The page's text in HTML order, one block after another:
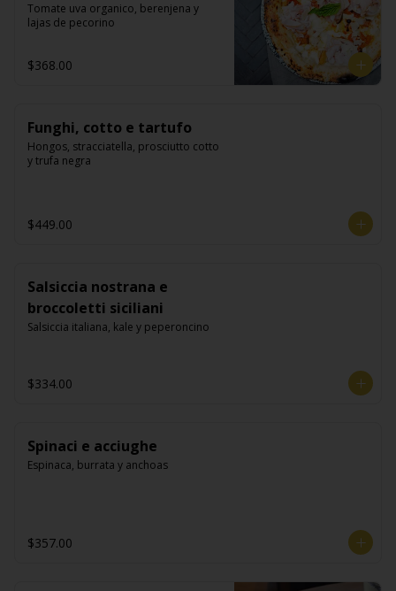
Tomate uva organico, berenjena y
lajas de pecorino
$368.00
Funghi, cotto e tartufo
Hongos, stracciatella, prosciutto cotto
y trufa negra
$449.00
Salsiccia nostrana e
broccoletti siciliani
Salsiccia italiana, kale y peperoncino
$334.00
Spinaci e acciughe
Espinaca, burrata y anchoas
$357.00